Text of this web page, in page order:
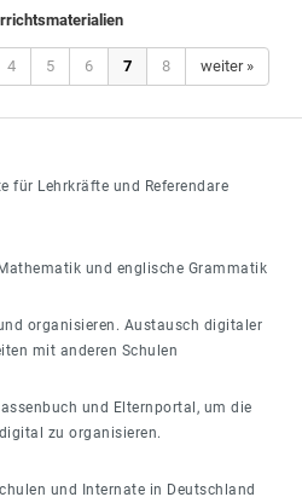
4 5 6 7 8 weiter »
für Lehrkräfte und Referendare
und englische Grammatik
organisieren. Austausch digitaler
mit anderen Schulen
und Elternportal, um die
zu organisieren.
und Internate in Deutschland